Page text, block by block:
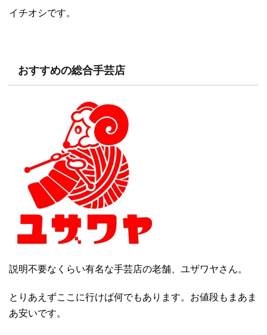
イチオシです。
おすすめの総合手芸店
説明不要なくらい有名な手芸店の老舗、ユザワヤさん。
とりあえずここに行けば何でもあります。お値段もまあま
あ安いです。